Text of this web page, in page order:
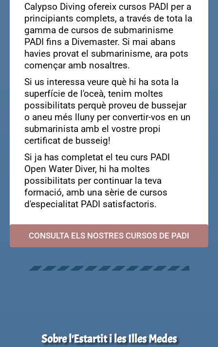
Calypso Diving ofereix cursos PADI per a
principiants complets, a través de tota la
gamma de cursos de submarinisme
PADI fins a Divemaster. Si mai abans
havies provat el submarinisme, ara pots
començar amb nosaltres.
Si us interessa veure què hi ha sota la
superfície de l'oceà, tenim moltes
possibilitats perquè proveu de bussejar
o aneu més lluny per convertir-vos en un
submarinista amb el vostre propi
certificat de busseig!
Si ja has completat el teu curs PADI
Open Water Diver, hi ha moltes
possibilitats per continuar la teva
formació, amb una sèrie de cursos
d'especialitat PADI satisfactoris.
CONSULTA ELS NOSTRES CURSOS DE PADI
Sobre l'Estartit i les Illes Medes